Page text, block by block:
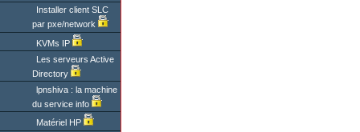
Installer client SLC
par pxe/network
KVMs IP
Les serveurs Active
Directory
lpnshiva : la machine
du service info
Matériel HP